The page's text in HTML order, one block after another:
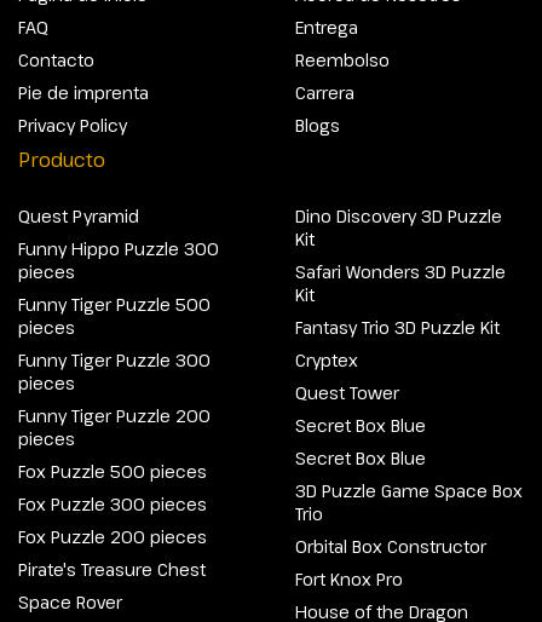
FAQ
Contacto
Pie de imprenta
Privacy Policy
Entrega
Reembolso
Carrera
Blogs
Producto
Quest Pyramid
Funny Hippo Puzzle 300
pieces
Funny Tiger Puzzle 500
pieces
Funny Tiger Puzzle 300
pieces
Funny Tiger Puzzle 200
pieces
Fox Puzzle 500 pieces
Fox Puzzle 300 pieces
Fox Puzzle 200 pieces
Pirate's Treasure Chest
Space Rover
Dino Discovery 3D Puzzle
Kit
Safari Wonders 3D Puzzle
Kit
Fantasy Trio 3D Puzzle Kit
Cryptex
Quest Tower
Secret Box Blue
Secret Box Blue
3D Puzzle Game Space Box
Trio
Orbital Box Constructor
Fort Knox Pro
House of the Dragon